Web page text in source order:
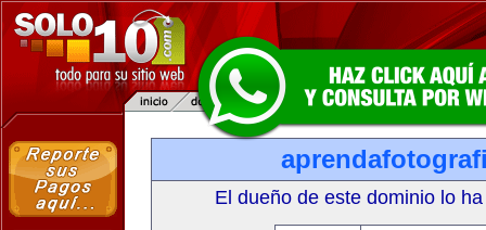
El dueño de este dominio lo